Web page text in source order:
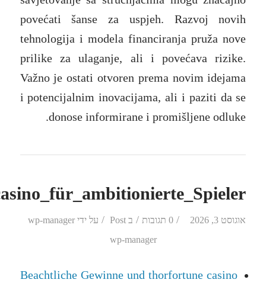
povećati šanse za uspjeh. Razvoj novih
tehnologija i modela financiranja pruža nove
prilike za ulaganje, ali i povećava rizike.
Važno je ostati otvoren prema novim idejama
i potencijalnim inovacijama, ali i paziti da se
donose informirane i promišljene odluke.
אוגוסט 3, 2026 / 0 תגובות / ב Post
/ על ידי wp-manager
wp-manager
Beachtliche Gewinne und thorfortune casino